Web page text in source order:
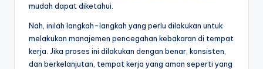
mudah dapat diketahui.
Nah, inilah langkah-langkah yang perlu dilakukan untuk
melakukan manajemen pencegahan kebakaran di tempat
kerja. Jika proses ini dilakukan dengan benar, konsisten,
dan berkelanjutan, tempat kerja yang aman seperti yang